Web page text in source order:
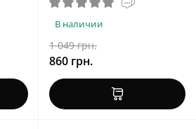
В наличии
1 049 грн.
860 грн.